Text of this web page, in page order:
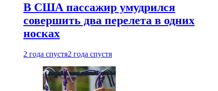
В США пассажир умудрился
совершить два перелета в одних
носках
2 года спустя2 года спустя